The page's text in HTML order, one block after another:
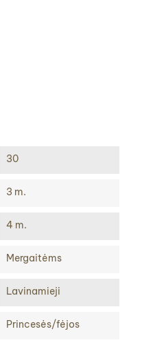
30
3 m.
4 m.
Mergaitėms
Lavinamieji
Princesės/fėjos